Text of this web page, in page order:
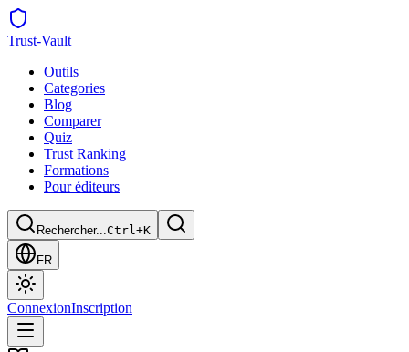
Trust-Vault
Outils
Categories
Blog
Comparer
Quiz
Trust Ranking
Formations
Pour éditeurs
Rechercher...Ctrl+K
FR
ConnexionInscription